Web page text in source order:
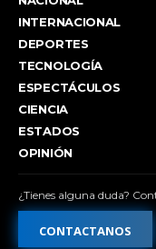
INTERNACIONAL
DEPORTES
TECNOLOGÍA
ESPECTÁCULOS
CIENCIA
ESTADOS
OPINIÓN
¿Tienes alguna duda?
CONTACTANOS